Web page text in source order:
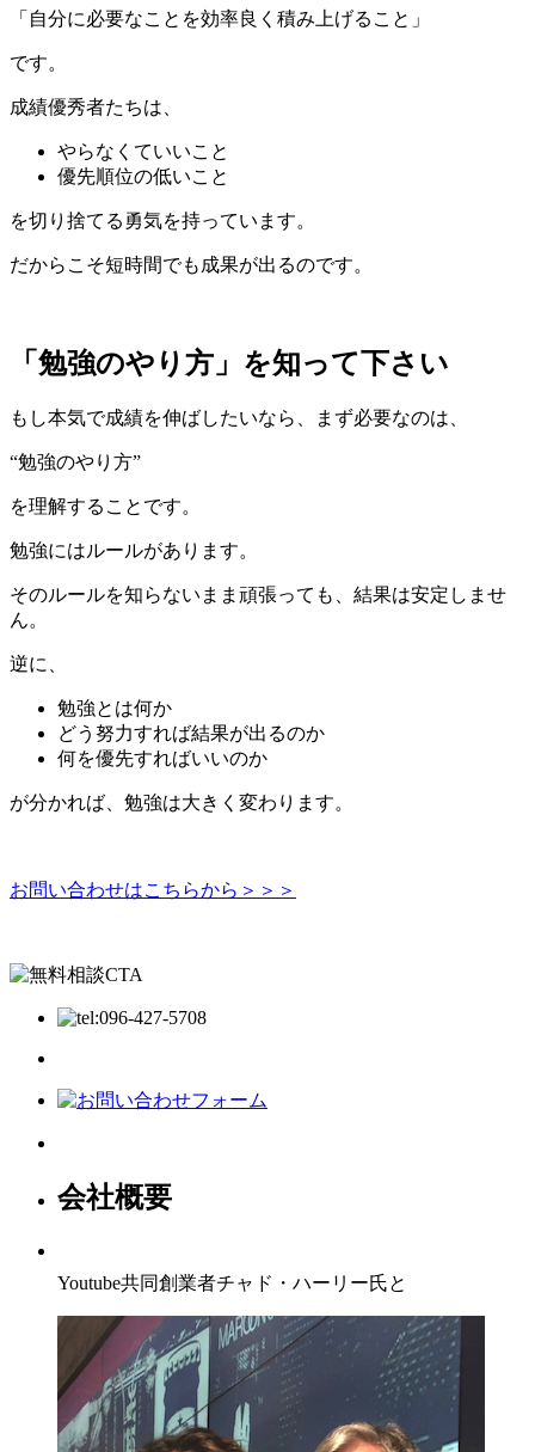
「自分に必要なことを効率良く積み上げること」
です。
成績優秀者たちは、
やらなくていいこと
優先順位の低いこと
を切り捨てる勇気を持っています。
だからこそ短時間でも成果が出るのです。
「勉強のやり方」を知って下さい
もし本気で成績を伸ばしたいなら、まず必要なのは、
“勉強のやり方”
を理解することです。
勉強にはルールがあります。
そのルールを知らないまま頑張っても、結果は安定しませ
ん。
逆に、
勉強とは何か
どう努力すれば結果が出るのか
何を優先すればいいのか
が分かれば、勉強は大きく変わります。
お問い合わせはこちらから＞＞＞
会社概要
Youtube共同創業者チャド・ハーリー氏と